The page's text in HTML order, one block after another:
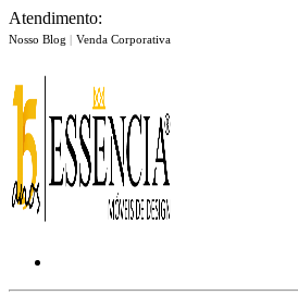
Atendimento:
Nosso Blog | Venda Corporativa